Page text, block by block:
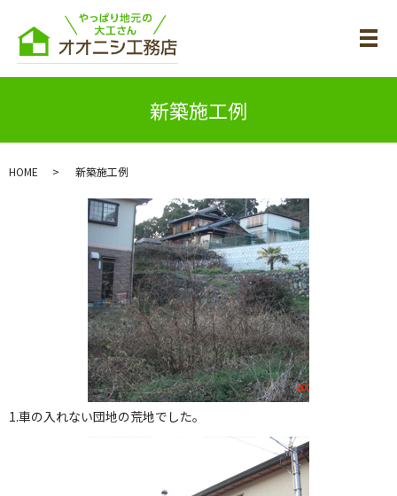
メ
新築施工例
HOME 新築施工例
1.車の入れない団地の荒地でした。